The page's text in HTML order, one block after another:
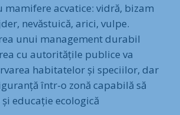
mamifere acvatice: vidră, bizam
nevăstuică, arici, vulpe.
unui management durabil
cu autoritățile publice va
habitatelor și speciilor, dar
într-o zonă capabilă să
educație ecologică